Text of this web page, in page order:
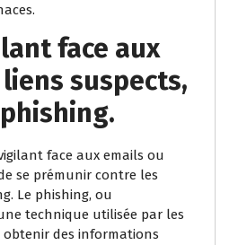
face aux
suspects,
face aux emails ou
se prémunir contre les
Le phishing, ou
technique utilisée par les
des informations